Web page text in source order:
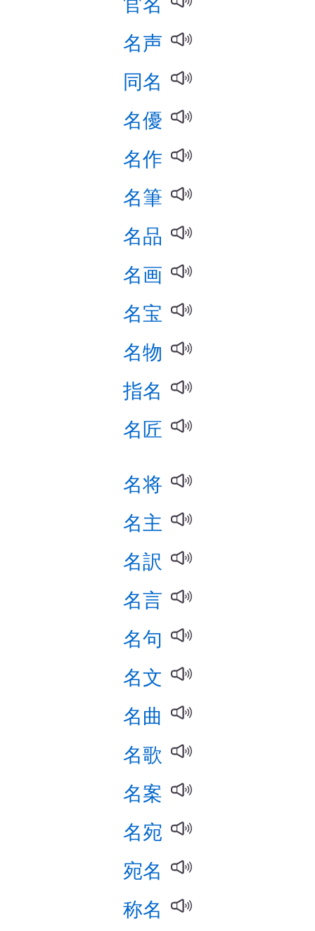
名声
同名
名優
名作
名筆
名品
名画
名宝
名物
指名
名匠
名将
名主
名訳
名言
名句
名文
名曲
名歌
名案
名宛
宛名
称名